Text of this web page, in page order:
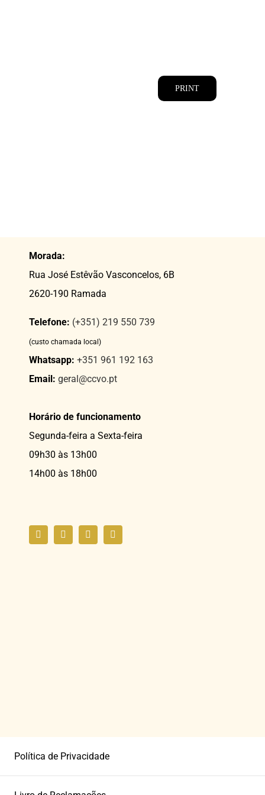
PRINT
Política de Privacidade
Morada:
Rua José Estêvão Vasconcelos, 6B
2620-190 Ramada
Telefone: (+351) 219 550 739
(custo chamada local)
Whatsapp: +351 961 192 163
Email: geral@ccvo.pt
Horário de funcionamento
Segunda-feira a Sexta-feira
09h30 às 13h00
14h00 às 18h00